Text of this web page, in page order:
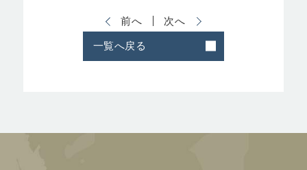
一覧へ戻る
前へ 次へ